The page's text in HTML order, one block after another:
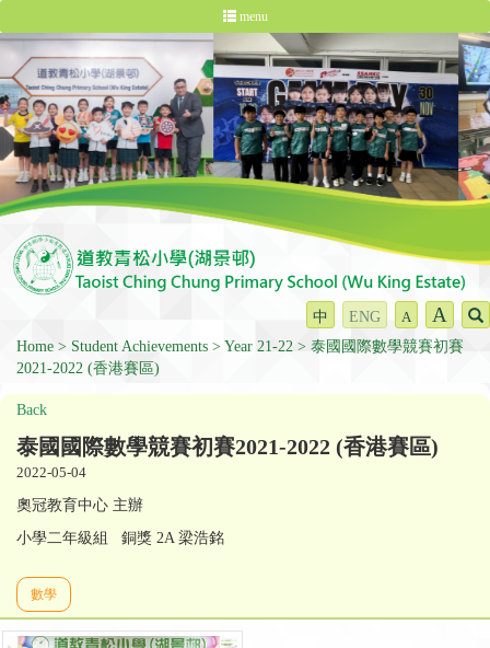
menu
中 ENG A A
Home Student Achievements Year 21-22
泰國國際數學競賽初賽
2021-2022 (香港賽區)
Back
泰國國際數學競賽初賽2021-2022 (香港賽區)
2022-05-04
奧冠教育中心 主辦
小學二年級組 銅獎 2A 梁浩銘
數學